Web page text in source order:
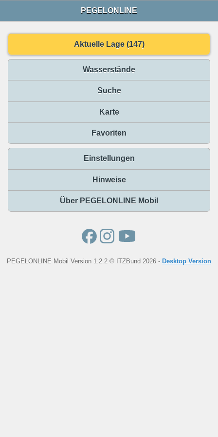
PEGELONLINE
Aktuelle Lage (147)
Wasserstände
Suche
Karte
Favoriten
Einstellungen
Hinweise
Über PEGELONLINE Mobil
PEGELONLINE Mobil Version 1.2.2 © ITZBund 2026 - Desktop Version